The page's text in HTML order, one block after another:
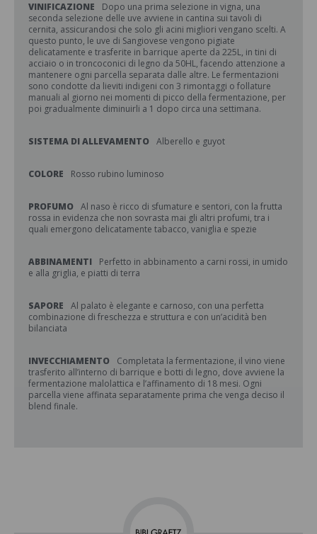
VINIFICAZIONE
Dopo una prima selezione in vigna, una
seconda selezione delle uve avviene in cantina sui tavoli di
cernita, assicurandosi che solo gli acini migliori vengano scelti. A
questo punto, le uve di Sangiovese vengono pigiate
delicatamente e trasferite in barrique aperte da 225L, in tini di
acciaio o in troncoconici di legno da 50HL, facendo attenzione a
mantenere ogni parcella separata dalle altre. Le fermentazioni
sono condotte da lieviti indigeni con 3 rimontaggi o follature
manuali al giorno nei momenti di picco della fermentazione, per
poi gradualmente diminuirli a 1 dopo circa una settimana.
SISTEMA DI ALLEVAMENTO Alberello e guyot
COLORE Rosso rubino luminoso
PROFUMO Al naso è ricco di sfumature e sentori, con la frutta
rossa in evidenza che non sovrasta mai gli altri profumi, tra i
quali emergono delicatamente tabacco, vaniglia e spezie
ABBINAMENTI
Perfetto in abbinamento a carni rossi, in umido
e alla griglia, e piatti di terra
SAPORE
Al palato è elegante e carnoso, con una perfetta
combinazione di freschezza e struttura e con un’acidità ben
bilanciata
INVECCHIAMENTO
Completata la fermentazione, il vino viene
trasferito all’interno di barrique e botti di legno, dove avviene la
fermentazione malolattica e l’affinamento di 18 mesi. Ogni
parcella viene affinata separatamente prima che venga deciso il
blend finale.